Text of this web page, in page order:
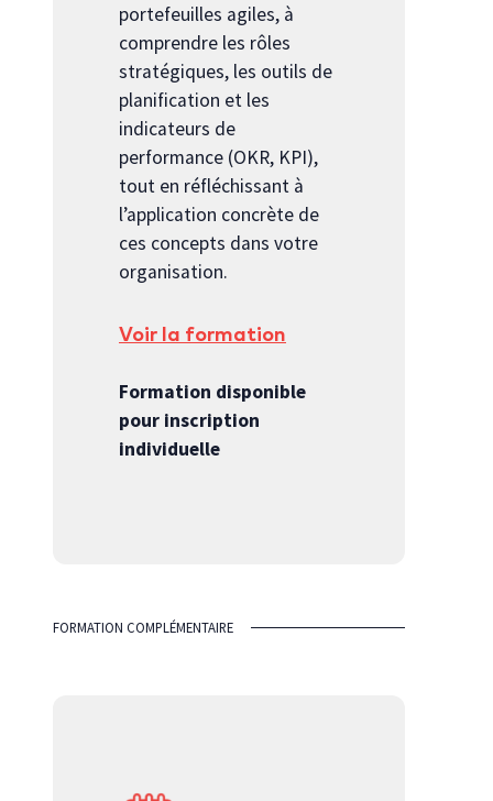
portefeuilles agiles, à
comprendre les rôles
stratégiques, les outils de
planification et les
indicateurs de
performance (OKR, KPI),
tout en réfléchissant à
l’application concrète de
ces concepts dans votre
organisation.
Voir la formation
Formation disponible
pour inscription
individuelle
FORMATION COMPLÉMENTAIRE